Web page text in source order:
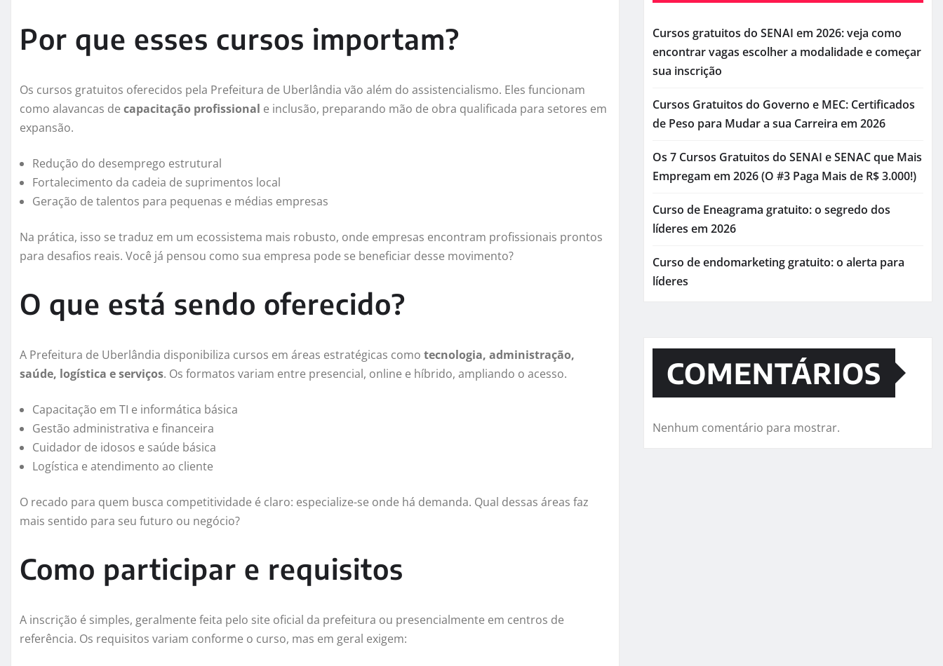
Por que esses cursos importam?
Os cursos gratuitos oferecidos pela Prefeitura de Uberlândia vão além do assistencialismo. Eles funcionam
como alavancas de capacitação profissional e inclusão, preparando mão de obra qualificada para setores em
expansão.
Redução do desemprego estrutural
Fortalecimento da cadeia de suprimentos local
Geração de talentos para pequenas e médias empresas
Na prática, isso se traduz em um ecossistema mais robusto, onde empresas encontram profissionais prontos
para desafios reais. Você já pensou como sua empresa pode se beneficiar desse movimento?
O que está sendo oferecido?
A Prefeitura de Uberlândia disponibiliza cursos em áreas estratégicas como tecnologia, administração,
saúde, logística e serviços. Os formatos variam entre presencial, online e híbrido, ampliando o acesso.
Capacitação em TI e informática básica
Gestão administrativa e financeira
Cuidador de idosos e saúde básica
Logística e atendimento ao cliente
O recado para quem busca competitividade é claro: especialize-se onde há demanda. Qual dessas áreas faz
mais sentido para seu futuro ou negócio?
Como participar e requisitos
A inscrição é simples, geralmente feita pelo site oficial da prefeitura ou presencialmente em centros de
referência. Os requisitos variam conforme o curso, mas em geral exigem:
Cursos gratuitos do SENAI em 2026: veja como
encontrar vagas escolher a modalidade e começar
sua inscrição
Cursos Gratuitos do Governo e MEC: Certificados
de Peso para Mudar a sua Carreira em 2026
Os 7 Cursos Gratuitos do SENAI e SENAC que Mais
Empregam em 2026 (O #3 Paga Mais de R$ 3.000!)
Curso de Eneagrama gratuito: o segredo dos
líderes em 2026
Curso de endomarketing gratuito: o alerta para
líderes
COMENTÁRIOS
Nenhum comentário para mostrar.